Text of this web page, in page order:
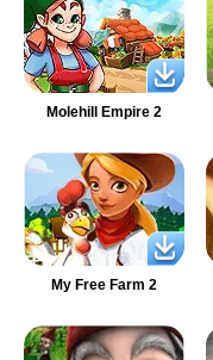
Molehill Empire 2
My Free Farm 2